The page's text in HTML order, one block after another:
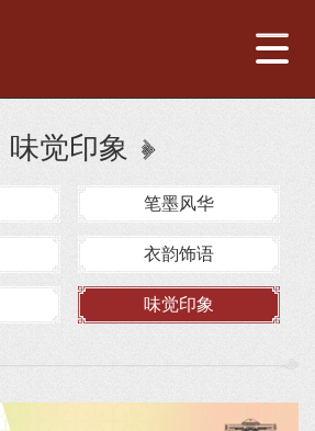
味觉印象
笔墨风华
衣韵饰语
味觉印象